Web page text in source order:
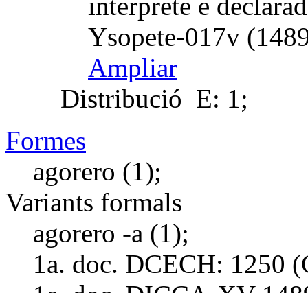
Ysopete-017v
Ampliar
Distribució E: 1;
Formes
agorero (1);
Variants formals
agorero -a (1);
1a. doc. DCECH: 1250